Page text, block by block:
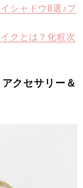
シャドウ8選♪プ
クとは？化粧次
クセサリー＆